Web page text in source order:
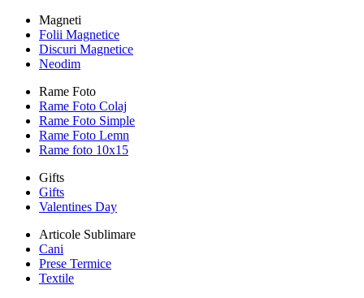
Magneti
Folii Magnetice
Discuri Magnetice
Neodim
Rame Foto
Rame Foto Colaj
Rame Foto Simple
Rame Foto Lemn
Rame foto 10x15
Gifts
Gifts
Valentines Day
Articole Sublimare
Cani
Prese Termice
Textile